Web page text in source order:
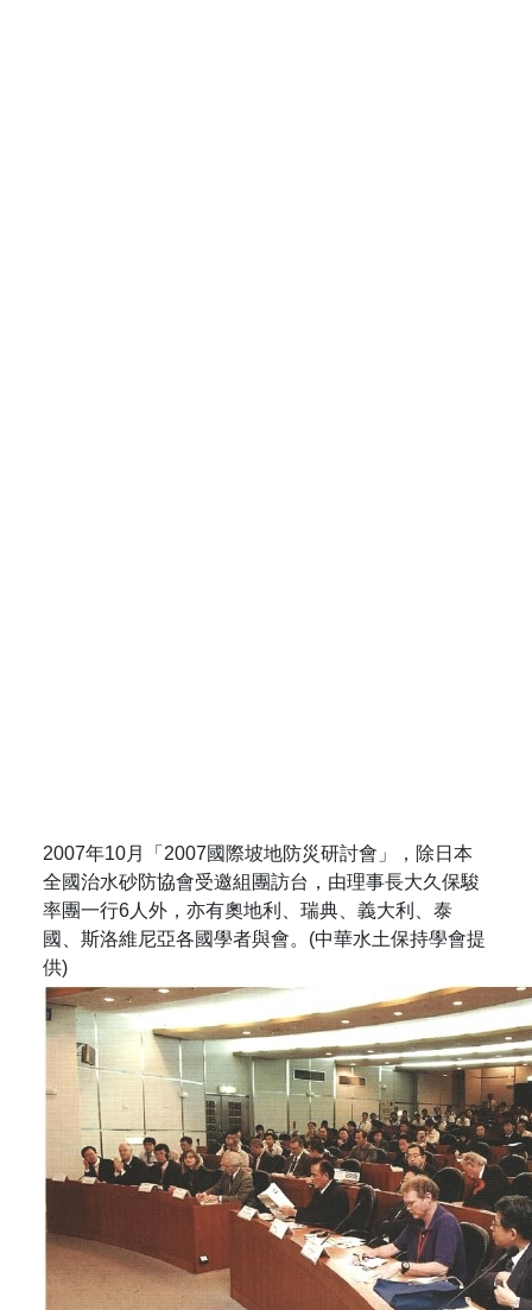
2007年10月「2007國際坡地防災研討會」，除日本
全國治水砂防協會受邀組團訪台，由理事長大久保駿
率團一行6人外，亦有奧地利、瑞典、義大利、泰
國、斯洛維尼亞各國學者與會。(中華水土保持學會提
供)